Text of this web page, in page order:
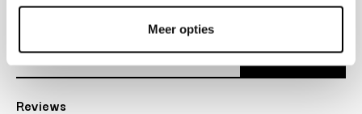
Meer opties
Reviews